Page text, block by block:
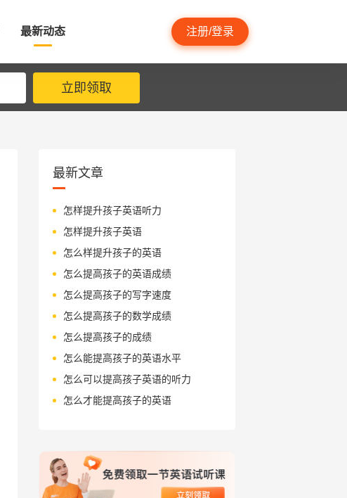
最新动态 注册/登录
立即领取
最新文章
怎样提升孩子英语听力
怎样提升孩子英语
怎么样提升孩子的英语
怎么提高孩子的英语成绩
怎么提高孩子的写字速度
怎么提高孩子的数学成绩
怎么提高孩子的成绩
怎么能提高孩子的英语水平
怎么可以提高孩子英语的听力
怎么才能提高孩子的英语